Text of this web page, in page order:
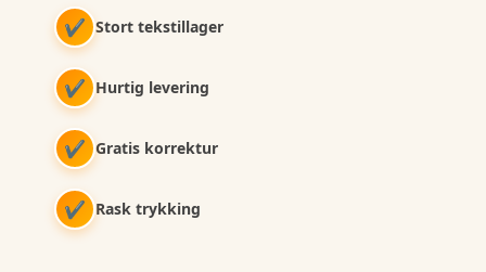
✔ Stort tekstillager
✔ Hurtig levering
✔ Gratis korrektur
✔ Rask trykking